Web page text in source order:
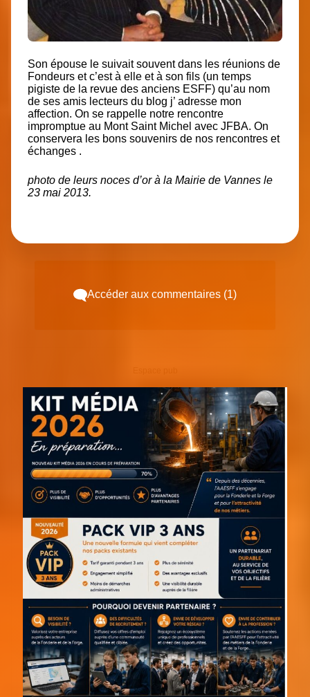
Son épouse le suivait souvent dans les réunions de
Fondeurs et c’est à elle et à son fils (un temps
pigiste de la revue des anciens ESFF) qu’au nom
de ses amis lecteurs du blog j’ adresse mon
affection. On se rappelle notre rencontre
impromptue au Mont Saint Michel avec JFBA. On
conservera les bons souvenirs de nos rencontres et
échanges .
photo de leurs noces d’or à la Mairie de Vannes le
23 mai 2013.
Accéder aux commentaires (1)